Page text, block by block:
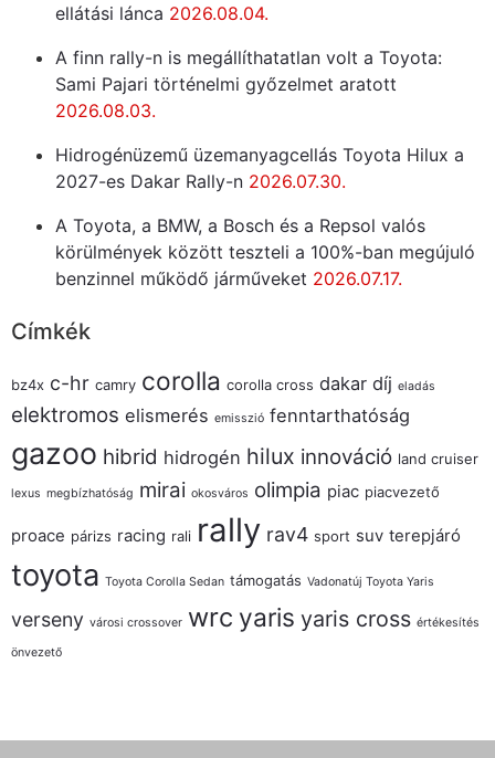
ellátási lánca 2026.08.04.
A finn rally-n is megállíthatatlan volt a Toyota:
Sami Pajari történelmi győzelmet aratott
2026.08.03.
Hidrogénüzemű üzemanyagcellás Toyota Hilux a
2027-es Dakar Rally-n 2026.07.30.
A Toyota, a BMW, a Bosch és a Repsol valós
körülmények között teszteli a 100%-ban megújuló
benzinnel működő járműveket 2026.07.17.
Címkék
bz4x c-hr camry corolla corolla cross dakar díj eladás
elektromos elismerés emisszió fenntarthatóság
gazoo hibrid hidrogén hilux innováció land cruiser
lexus megbízhatóság mirai okosváros olimpia piac piacvezető
proace párizs racing rali rally rav4 sport suv terepjáró
toyota Toyota Corolla Sedan támogatás Vadonatúj Toyota Yaris
verseny városi crossover wrc yaris yaris cross értékesítés
önvezető